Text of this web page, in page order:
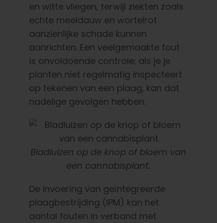
en witte vliegen, terwijl ziekten zoals
echte meeldauw en wortelrot
aanzienlijke schade kunnen
aanrichten. Een veelgemaakte fout
is onvoldoende controle; als je je
planten niet regelmatig inspecteert
op tekenen van een plaag, kan dat
nadelige gevolgen hebben.
Bladluizen op de knop of bloem van
een cannabisplant.
De invoering van geïntegreerde
plaagbestrijding (IPM) kan het
aantal fouten in verband met